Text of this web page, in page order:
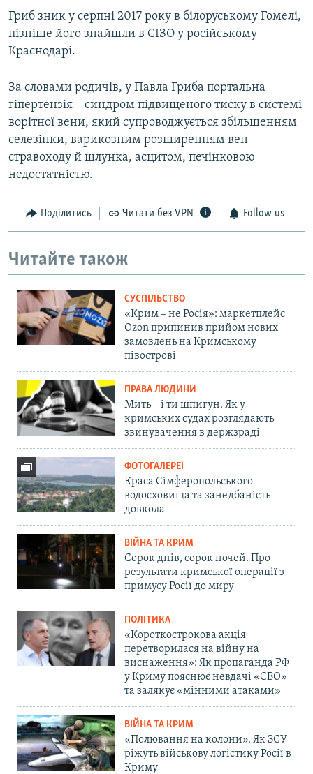
Гриб зник у серпні 2017 року в білоруському Гомелі,
пізніше його знайшли в СІЗО у російському
Краснодарі.
За словами родичів, у Павла Гриба портальна
гіпертензія – синдром підвищеного тиску в системі
ворітної вени, який супроводжується збільшенням
селезінки, варикозним розширенням вен
стравоходу й шлунка, асцитом, печінковою
недостатністю.
Поділитись Читати без VPN Follow us
Читайте також
СУСПІЛЬСТВО
«Крим – не Росія»: маркетплейс
Ozon припинив прийом нових
замовлень на Кримському
півострові
ПРАВА ЛЮДИНИ
Мить – і ти шпигун. Як у
кримських судах розглядають
звинувачення в держзраді
ФОТОГАЛЕРЕЇ
Краса Сімферопольського
водосховища та занедбаність
довкола
ВІЙНА ТА КРИМ
Сорок днів, сорок ночей. Про
результати кримської операції з
примусу Росії до миру
ПОЛІТИКА
«Короткострокова акція
перетворилася на війну на
виснаження»: Як пропаганда РФ
у Криму пояснює невдачі «СВО»
та залякує «мінними атаками»
ВІЙНА ТА КРИМ
«Полювання на колони». Як ЗСУ
ріжуть військову логістику Росії в
Криму